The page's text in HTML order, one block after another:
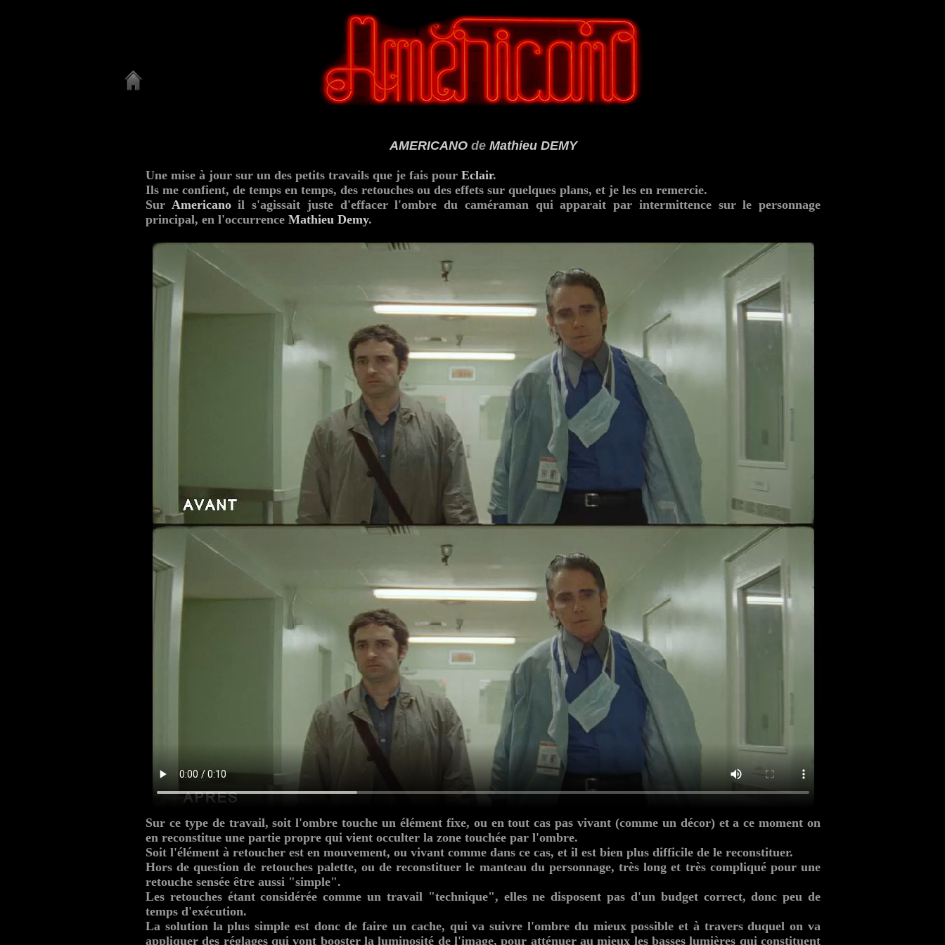
AMERICANOde Mathieu DEMY
Une mise à jour sur un des petits travails que je fais pour Eclair.
Ils me confient, de temps en temps, des retouches ou des effets sur quelques plans, et je les en remercie.
Sur Americanoil s'agissait juste d'effacer l'ombre du caméraman qui apparait par intermittence sur le personnage
principal, en l'occurrence Mathieu Demy.
Sur ce type de travail, soit l'ombre touche un élément fixe, ou en tout cas pas vivant (comme un décor) et a ce moment on
en reconstitue une partie propre qui vient occulter la zone touchée par l'ombre.
Soit l'élément à retoucher est en mouvement, ou vivant comme dans ce cas, et il est bien plus difficile de le reconstituer.
Hors de question de retouches palette, ou de reconstituer le manteau du personnage, très long et très compliqué pour une
retouche sensée être aussi "simple".
Les retouches étant considérée comme un travail "technique", elles ne disposent pas d'un budget correct, donc peu de
temps d'exécution.
La solution la plus simple est donc de faire un cache, qui va suivre l'ombre du mieux possible et à travers duquel on va
appliquer des réglages qui vont booster la luminosité de l'image, pour atténuer au mieux les basses lumières qui constituent